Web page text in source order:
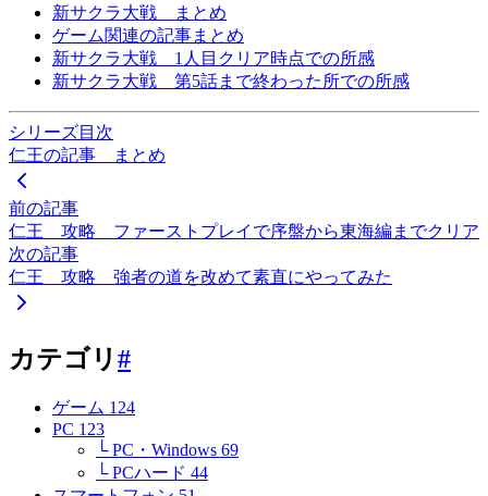
新サクラ大戦 まとめ
ゲーム関連の記事まとめ
新サクラ大戦 1人目クリア時点での所感
新サクラ大戦 第5話まで終わった所での所感
シリーズ目次
仁王の記事 まとめ
前の記事
仁王 攻略 ファーストプレイで序盤から東海編までクリア
次の記事
仁王 攻略 強者の道を改めて素直にやってみた
カテゴリ #
ゲーム 124
PC 123
└ PC・Windows 69
└ PCハード 44